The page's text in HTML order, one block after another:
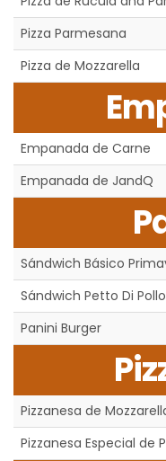
Pizza Parmesana
Pizza de Mozzarella
Empanada de Carne
Empanada de JandQ
Sándwich Básico
Sándwich Petto Di Pollo
Panini Burger
Pizzanesa de
Pizzanesa Especial de